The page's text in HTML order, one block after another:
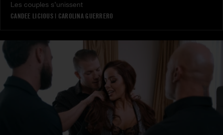
Les couples s’unissent
CANDEE LICIOUS| CAROLINA GUERRERO